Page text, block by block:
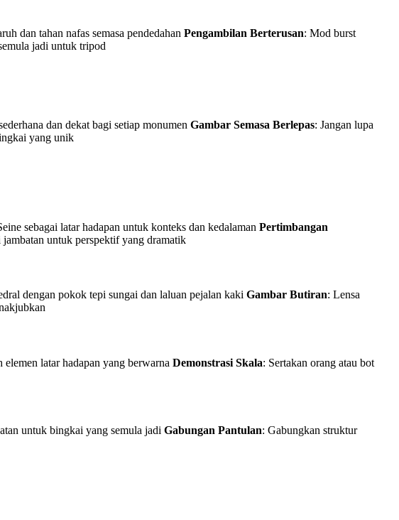
dan tahan nafas semasa pendedahan Pengambilan Berterusan: Mod burst
jadi untuk tripod
dan dekat bagi setiap monumen Gambar Semasa Berlepas: Jangan lupa
yang unik
sebagai latar hadapan untuk konteks dan kedalaman Pertimbangan
untuk perspektif yang dramatik
dengan pokok tepi sungai dan laluan pejalan kaki Gambar Butiran: Lensa
latar hadapan yang berwarna Demonstrasi Skala: Sertakan orang atau bot
untuk bingkai yang semula jadi Gabungan Pantulan: Gabungkan struktur